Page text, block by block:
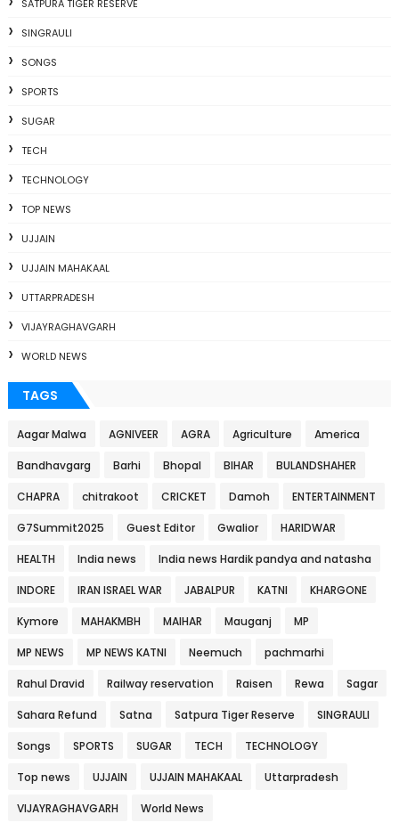
SATPURA TIGER RESERVE
SINGRAULI
SONGS
SPORTS
SUGAR
TECH
TECHNOLOGY
TOP NEWS
UJJAIN
UJJAIN MAHAKAAL
UTTARPRADESH
VIJAYRAGHAVGARH
WORLD NEWS
TAGS
Aagar Malwa AGNIVEER AGRA Agriculture America
Bandhavgarg Barhi Bhopal BIHAR BULANDSHAHER
CHAPRA chitrakoot CRICKET Damoh ENTERTAINMENT
G7Summit2025 Guest Editor Gwalior HARIDWAR
HEALTH India news India news Hardik pandya and natasha
INDORE IRAN ISRAEL WAR JABALPUR KATNI KHARGONE
Kymore MAHAKMBH MAIHAR Mauganj MP
MP NEWS MP NEWS KATNI Neemuch pachmarhi
Rahul Dravid Railway reservation Raisen Rewa Sagar
Sahara Refund Satna Satpura Tiger Reserve SINGRAULI
Songs SPORTS SUGAR TECH TECHNOLOGY
Top news UJJAIN UJJAIN MAHAKAAL Uttarpradesh
VIJAYRAGHAVGARH World News